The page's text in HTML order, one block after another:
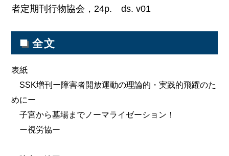
者定期刊行物協会，24p. ds. v01
■ 全文
表紙
SSK増刊ー障害者開放運動の理論的・実践的飛躍のた
めにー
子宮から墓場までノーマライゼーション！
ー視労協ー